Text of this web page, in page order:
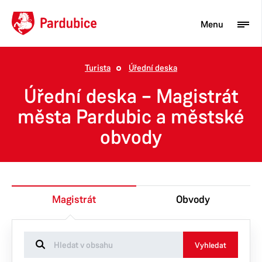
Turista
Aktuality
Občan
Turista Úřední deska
Úřední deska – Magistrát
města Pardubic a městské
obvody
Magistrát Obvody
Vyhledat
Menu